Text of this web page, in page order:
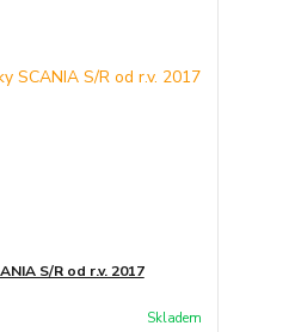
S/R od r.v. 2017
Skladem